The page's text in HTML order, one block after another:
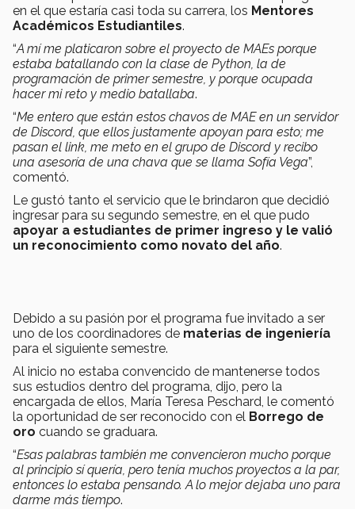
en el que estaría casi toda su carrera, los Mentores
Académicos Estudiantiles.
“A mí me platicaron sobre el proyecto de MAEs porque
estaba batallando con la clase de Python, la de
programación de primer semestre, y porque ocupada
hacer mi reto y medio batallaba.
“Me entero que están estos chavos de MAE en un servidor
de Discord, que ellos justamente apoyan para esto; me
pasan el link, me meto en el grupo de Discord y recibo
una asesoría de una chava que se llama Sofía Vega”,
comentó.
Le gustó tanto el servicio que le brindaron que decidió
ingresar para su segundo semestre, en el que pudo
apoyar a estudiantes de primer ingreso y le valió
un reconocimiento como novato del año.
Debido a su pasión por el programa fue invitado a ser
uno de los coordinadores de materias de ingeniería
para el siguiente semestre.
Al inicio no estaba convencido de mantenerse todos
sus estudios dentro del programa, dijo, pero la
encargada de ellos, María Teresa Peschard, le comentó
la oportunidad de ser reconocido con el Borrego de
oro cuando se graduara.
“Esas palabras también me convencieron mucho porque
al principio sí quería, pero tenía muchos proyectos a la par,
entonces lo estaba pensando. A lo mejor dejaba uno para
darme más tiempo.